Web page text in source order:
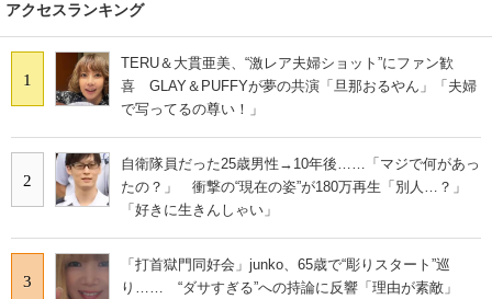
アクセスランキング
1
TERU＆大貫亜美、“激レア夫婦ショット”にファン歓
喜 GLAY＆PUFFYが夢の共演「旦那おるやん」「夫婦
で写ってるの尊い！」
2
自衛隊員だった25歳男性→10年後……「マジで何があっ
たの？」 衝撃の“現在の姿”が180万再生「別人…？」
「好きに生きんしゃい」
3
「打首獄門同好会」junko、65歳で“彫りスタート”巡
り…… “ダサすぎる”への持論に反響「理由が素敵」